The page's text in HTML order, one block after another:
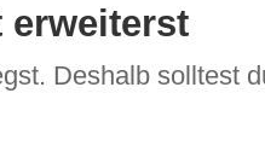
erweiterst
Deshalb solltest